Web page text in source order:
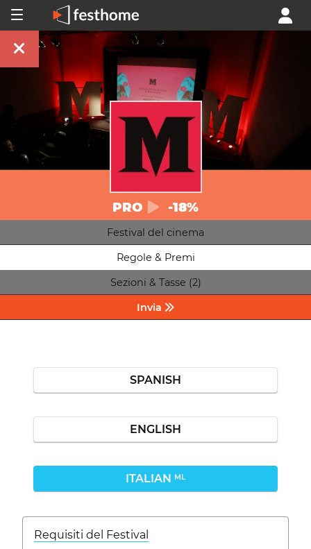
PRO -18%
Festival del cinema
Regole & Premi
Sezioni & Tasse (2)
Invia
SPANISH
ENGLISH
ITALIAN ML
Requisiti del Festival